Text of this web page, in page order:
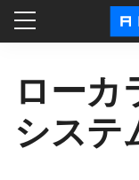
ユースケース
ローカ
システ